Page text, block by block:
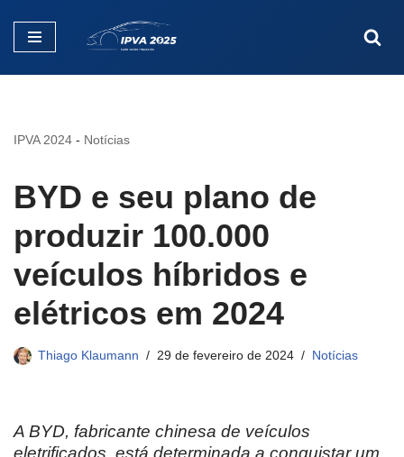
Pular
IPVA 2024 - Notícias
BYD e seu plano de
produzir 100.000
veículos híbridos e
elétricos em 2024
Thiago Klaumann 29 de fevereiro de 2024 Notícias
A BYD, fabricante chinesa de veículos
eletrificados, está determinada a conquistar um